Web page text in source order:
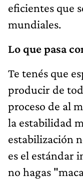
eficientes que
mundiales.
Lo que pasa
Te tenés que
producir de
proceso de al
la estabilidad
estabilización
es el estándar
no hagas